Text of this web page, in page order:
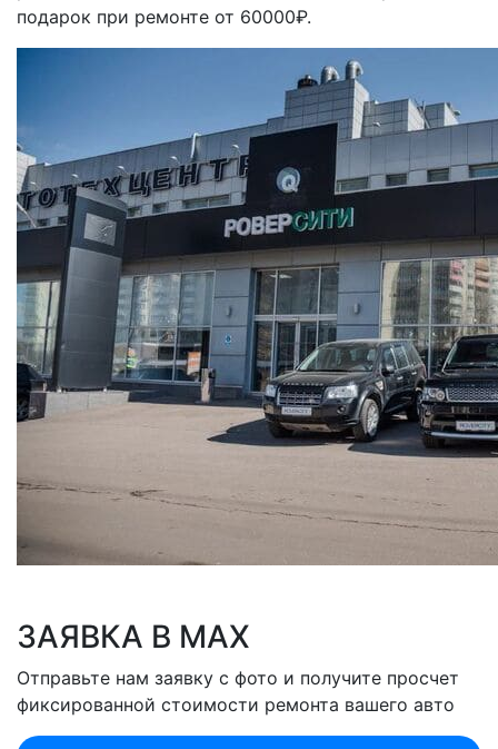
подарок при ремонте от 60000₽.
ЗАЯВКА В MAX
Отправьте нам заявку с фото и получите просчет
фиксированной стоимости ремонта вашего авто